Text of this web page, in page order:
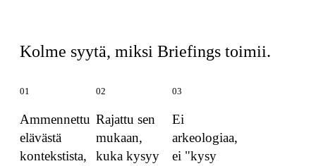
Kolme syytä, miksi Briefings toimii.
01
Ammennettu
elävästä
kontekstista,
02
Rajattu sen
mukaan,
kuka kysyy
03
Ei
arkeologiaa,
ei "kysy